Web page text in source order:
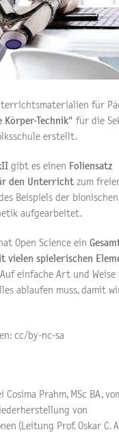
für
Körper-Technik"für die
erstellt.
gibt es einen Foliensatz
den Unterricht zum
Beispiels der
aufgearbeitet.
hat Open Science ein
vielen spielerischen
einfache Art und
ablaufen muss, damit
cc/by-nc-sa
Cosima Prahm, MSc BA,
von
(Leitung Prof. Oskar C.